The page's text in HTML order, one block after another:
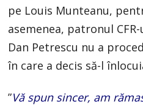
pe Louis Munteanu,
asemenea, patronul
Dan Petrescu nu a
în care a decis să-l
”Vă spun sincer, am